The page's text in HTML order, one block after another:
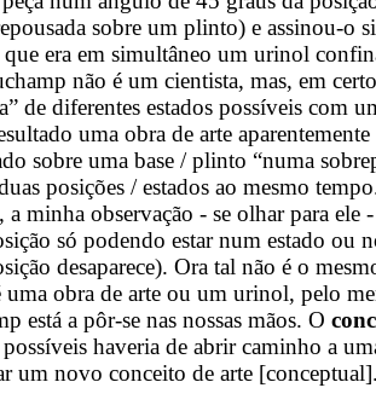
sobre um plinto) e assinou-o
era em simultâneo um urinol
não é um cientista, mas, em
de diferentes estados possíveis com
uma obra de arte
sobre uma base / plinto “numa
posições / estados ao mesmo
a minha observação - se olhar para ele
só podendo estar num estado ou
desaparece). Ora tal não é o
uma obra de arte ou um urinol, pelo
está a pôr-se nas nossas mãos. O
possíveis haveria de abrir caminho a
um novo conceito de arte